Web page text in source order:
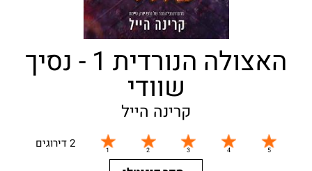
האצולה הנורדית 1 - נסיך
שוודי
קרינה הייל
2 דירוגים